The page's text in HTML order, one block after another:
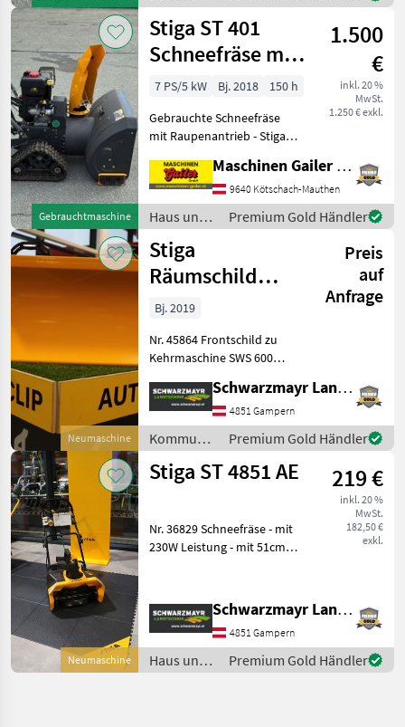
375 cm³ Räumkapazität:
Garten /
Stiga
Gebrauchtmaschine
Stiga ST 401
Schneefräse mit
Raupenantrieb
1.500
€
inkl. 20 %
MwSt.
1.250 € exkl.
7 PS/5 kW Bj. 2018
150 h
Gebrauchte Schneefräse
mit Raupenantrieb - Stiga
Takt-Benzinmotor, 5 kW (ca.
6, 8 PS) bei 3600 U/min,
Hubraum ca. 212 cm³
Räumkapazität
Maschinen Gailer GmbH
9640 Kötschach-Mauthen
Haus und
Garten /
Stiga
Premium Gold Händler
Neumaschine
Stiga
Räumschild
60cm
Preis
auf
Anfrage
Bj. 2019
Nr. 45864 Frontschild zu
Kehrmaschine SWS 600
Schneeräumen Das
Verkaufsteam der Fa.
Schwarzmayr zeigt Ihnen
das Gerät/Maschine ge
Schwarzmayr Landtechnik GmbH - Gampern
4851 Gampern
Kommunalgeräte
/ Stiga
Premium Gold Händler
Neumaschine
Stiga ST 4851 AE 219 €
inkl. 20 %
MwSt.
182,50 €
exkl.
Nr. 36829 Schneefräse - mit
230W Leistung - mit 51cm
drehbaren Auswurfturm
180° - mit LED Licht - mit
48V Akku
Schwarzmayr Landtechnik GmbH - Gampern
4851 Gampern
Haus und
Garten /
Premium Gold Händler